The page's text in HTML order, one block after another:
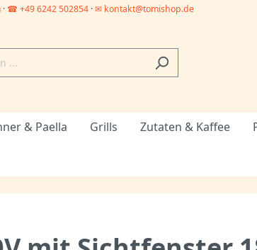
· ☎ +49 6242 502854·✉ kontakt@tomishop.de
& Paella Grills Zutaten & Kaffee